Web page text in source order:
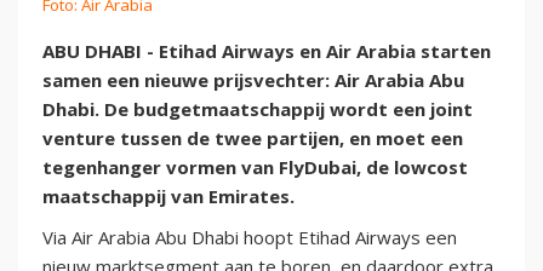
ABU DHABI - Etihad Airways en Air Arabia starten
samen een nieuwe prijsvechter: Air Arabia Abu
Dhabi. De budgetmaatschappij wordt een joint
venture tussen de twee partijen, en moet een
tegenhanger vormen van FlyDubai, de lowcost
maatschappij van Emirates.
Via Air Arabia Abu Dhabi hoopt Etihad Airways een